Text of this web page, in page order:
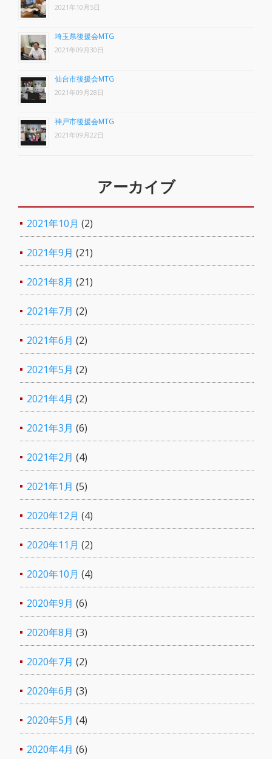
2021年10月5日
埼玉県後援会MTG
2021年09月30日
仙台市後援会MTG
2021年09月28日
神戸市後援会MTG
2021年09月22日
アーカイブ
2021年10月 (2)
2021年9月 (21)
2021年8月 (21)
2021年7月 (2)
2021年6月 (2)
2021年5月 (2)
2021年4月 (2)
2021年3月 (6)
2021年2月 (4)
2021年1月 (5)
2020年12月 (4)
2020年11月 (2)
2020年10月 (4)
2020年9月 (6)
2020年8月 (3)
2020年7月 (2)
2020年6月 (3)
2020年5月 (4)
2020年4月 (6)